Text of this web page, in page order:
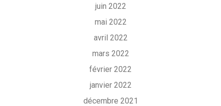
juin 2022
mai 2022
avril 2022
mars 2022
février 2022
janvier 2022
décembre 2021